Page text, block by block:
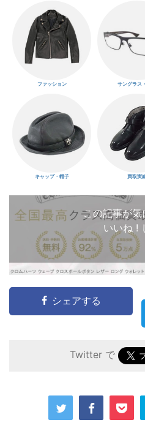
ファッション サングラス
キャップ・帽子 買取実
この記事が気
いいね !
シェアする
Twitter で